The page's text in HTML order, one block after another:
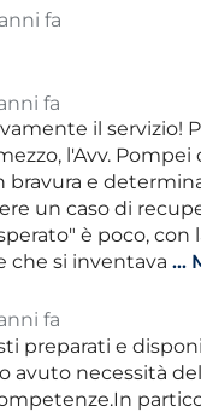
fa
fa
il servizio!
l'Avv. Pompei
bravura e
un caso di
è poco, con
che si inventava …
fa
preparati e
avuto necessità